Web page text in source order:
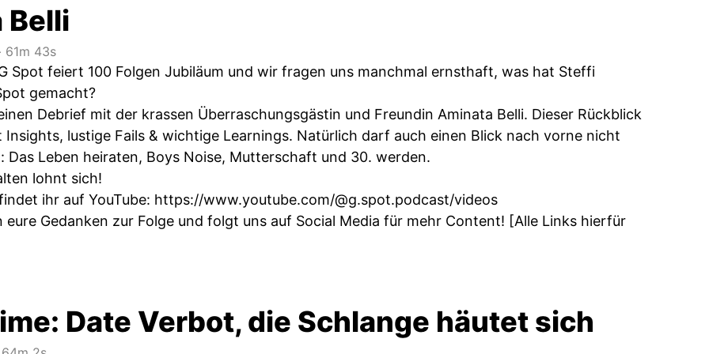
Belli
61m 43s
Spot feiert 100 Folgen Jubiläum und wir fragen uns manchmal ernsthaft, was hat Steffi
gemacht?
Debrief mit der krassen Überraschungsgästin und Freundin Aminata Belli. Dieser Rückblick
Insights, lustige Fails & wichtige Learnings. Natürlich darf auch einen Blick nach vorne nicht
Leben heiraten, Boys Noise, Mutterschaft und 30. werden.
lohnt sich!
ihr auf YouTube: https://www.youtube.com/@g.spot.podcast/videos
eure Gedanken zur Folge und folgt uns auf Social Media für mehr Content! [Alle Links hierfür
Date Verbot, die Schlange häutet sich